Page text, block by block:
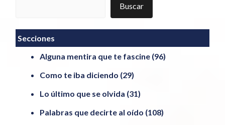
Buscar
Secciones
Alguna mentira que te fascine (96)
Como te iba diciendo (29)
Lo último que se olvida (31)
Palabras que decirte al oído (108)